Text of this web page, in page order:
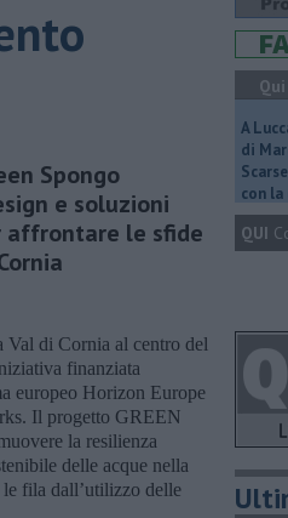
Spongo
e soluzioni
affrontare le sfide
Val di Cornia al centro del
finanziata
europeo Horizon Europe
Il progetto GREEN
la resilienza
delle acque nella
fila dall’utilizzo delle
A
di
con
QUI